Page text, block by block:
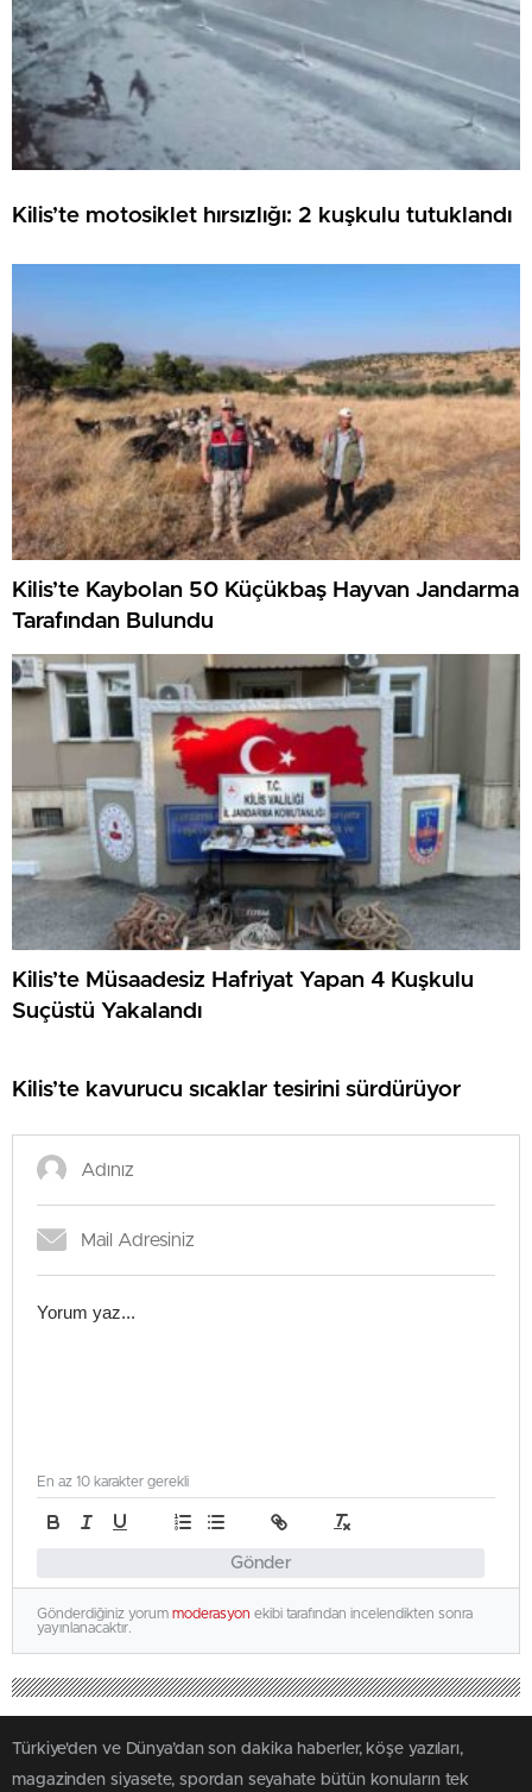
Kilis’te motosiklet hırsızlığı: 2 kuşkulu tutuklandı
Kilis’te Kaybolan 50 Küçükbaş Hayvan Jandarma
Tarafından Bulundu
Kilis’te Müsaadesiz Hafriyat Yapan 4 Kuşkulu
Suçüstü Yakalandı
Kilis’te kavurucu sıcaklar tesirini sürdürüyor
Gönder
En az 10 karakter gerekli
Gönderdiğiniz yorum moderasyon ekibi tarafından incelendikten sonra
yayınlanacaktır.
Türkiye'den ve Dünya’dan son dakika haberler, köşe yazıları,
magazinden siyasete, spordan seyahate bütün konuların tek